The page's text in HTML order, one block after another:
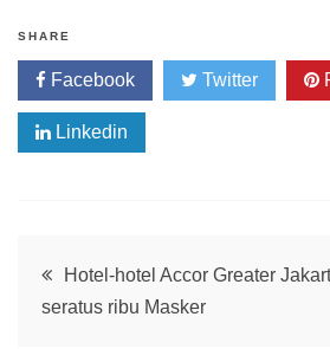
SHARE
Facebook Twitter
Linkedin
PostHotel-hotel Accor Greater
seratus ribu Masker